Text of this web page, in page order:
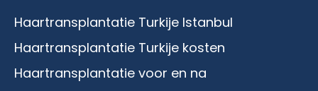
Haartransplantatie Turkije Istanbul
Haartransplantatie Turkije kosten
Haartransplantatie voor en na